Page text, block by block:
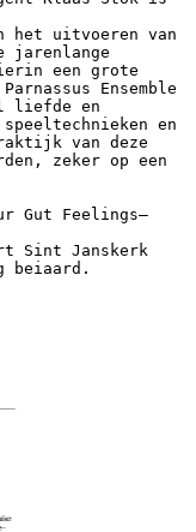
het uitvoeren van
jarenlange
een grote
Ensemble
liefde en
en
van deze
zeker op een
Gut Feelings—
Sint Janskerk
beiaard.